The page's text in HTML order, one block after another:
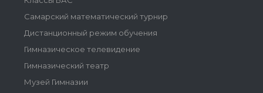
Самарский математический турнир
Дистанционный режим обучения
Гимназическое телевидение
Гимназический театр
Музей Гимназии